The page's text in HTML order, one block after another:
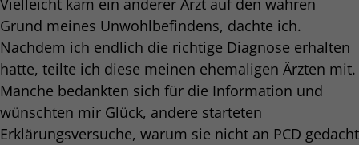
Vielleicht kam ein anderer Arzt auf den wahren
Grund meines Unwohlbefindens, dachte ich.
Nachdem ich endlich die richtige Diagnose erhalten
hatte, teilte ich diese meinen ehemaligen Ärzten mit.
Manche bedankten sich für die Information und
wünschten mir Glück, andere starteten
Erklärungsversuche, warum sie nicht an PCD gedacht